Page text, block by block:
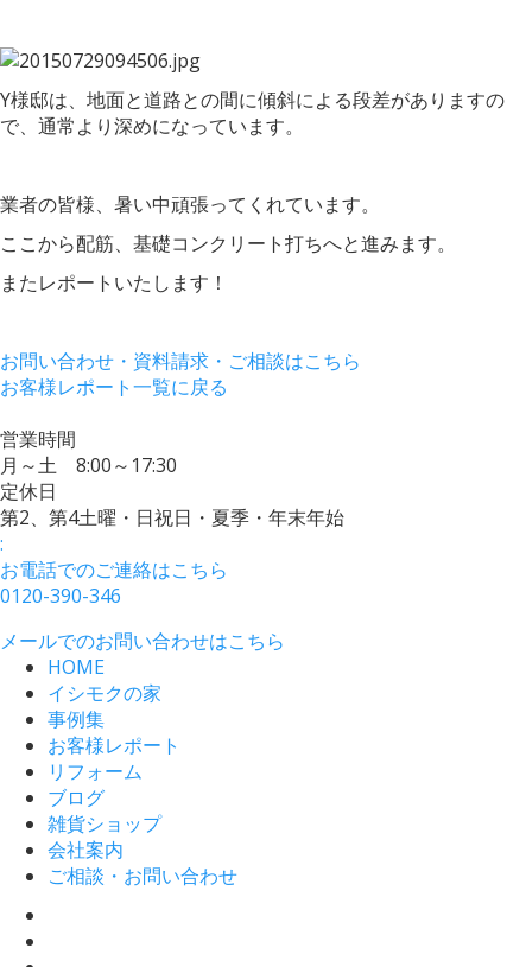
Y様邸は、地面と道路との間に傾斜による段差がありますの
で、通常より深めになっています。
業者の皆様、暑い中頑張ってくれています。
ここから配筋、基礎コンクリート打ちへと進みます。
またレポートいたします！
お問い合わせ・資料請求・ご相談はこちら
お客様レポート一覧に戻る
営業時間
月～土 8:00～17:30
定休日
第2、第4土曜・日祝日・夏季・年末年始
:
お電話でのご連絡はこちら
0120-390-346
メールでのお問い合わせはこちら
HOME
イシモクの家
事例集
お客様レポート
リフォーム
ブログ
雑貨ショップ
会社案内
ご相談・お問い合わせ